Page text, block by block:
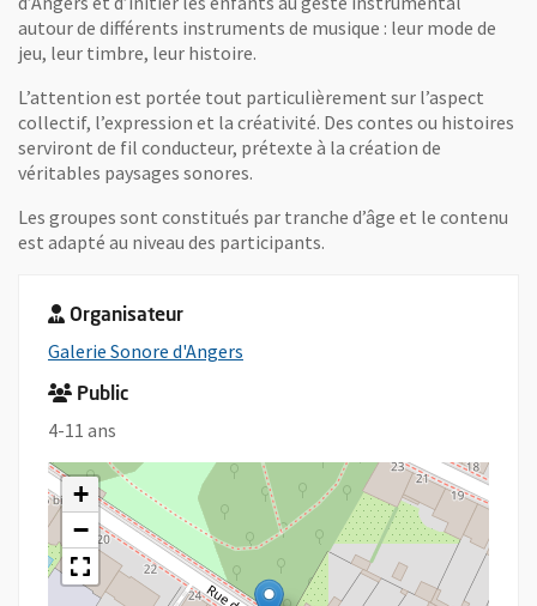
autour de différents instruments de musique : leur mode de
jeu, leur timbre, leur histoire.
L’attention est portée tout particulièrement sur l’aspect
collectif, l’expression et la créativité. Des contes ou histoires
serviront de fil conducteur, prétexte à la création de
véritables paysages sonores.
Les groupes sont constitués par tranche d’âge et le contenu
est adapté au niveau des participants.
Organisateur
Galerie Sonore d'Angers
Public
4-11 ans
+
−